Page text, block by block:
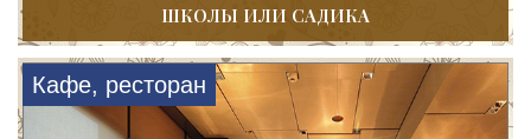
ШКОЛЫ ИЛИ САДИКА
Кафе, ресторан